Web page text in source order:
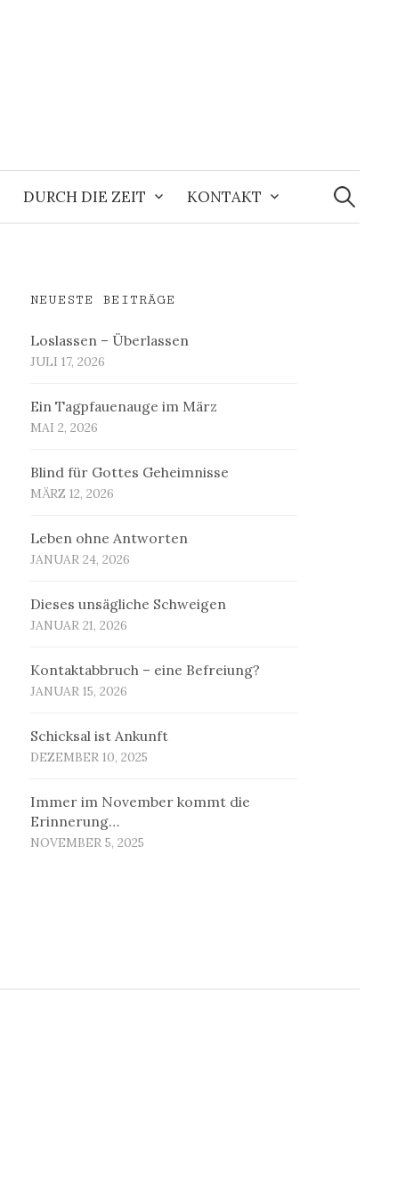
DURCH DIE ZEIT KONTAKT
Suchen
nach:
NEUESTE BEITRÄGE
Loslassen – Überlassen
JULI 17, 2026
Ein Tagpfauenauge im März
MAI 2, 2026
Blind für Gottes Geheimnisse
MÄRZ 12, 2026
Leben ohne Antworten
JANUAR 24, 2026
Dieses unsägliche Schweigen
JANUAR 21, 2026
Kontaktabbruch – eine Befreiung?
JANUAR 15, 2026
Schicksal ist Ankunft
DEZEMBER 10, 2025
Immer im November kommt die
Erinnerung…
NOVEMBER 5, 2025